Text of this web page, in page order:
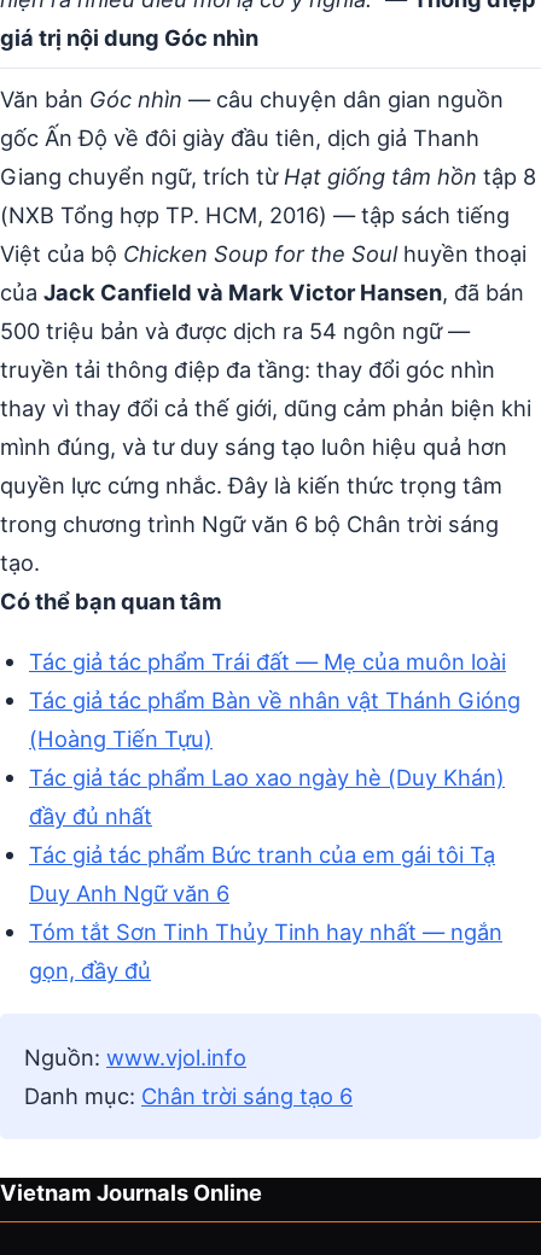
giá trị nội dung Góc nhìn
Văn bản Góc nhìn — câu chuyện dân gian nguồn
gốc Ấn Độ về đôi giày đầu tiên, dịch giả Thanh
Giang chuyển ngữ, trích từ Hạt giống tâm hồn tập 8
(NXB Tổng hợp TP. HCM, 2016) — tập sách tiếng
Việt của bộ Chicken Soup for the Soulhuyền thoại
của Jack Canfield và Mark Victor Hansen, đã bán
500 triệu bản và được dịch ra 54 ngôn ngữ —
truyền tải thông điệp đa tầng: thay đổi góc nhìn
thay vì thay đổi cả thế giới, dũng cảm phản biện khi
mình đúng, và tư duy sáng tạo luôn hiệu quả hơn
quyền lực cứng nhắc. Đây là kiến thức trọng tâm
trong chương trình Ngữ văn 6 bộ Chân trời sáng
tạo.
Có thể bạn quan tâm
Tác giả tác phẩm Trái đất — Mẹ của muôn loài
Tác giả tác phẩm Bàn về nhân vật Thánh Gióng
(Hoàng Tiến Tựu)
Tác giả tác phẩm Lao xao ngày hè (Duy Khán)
đầy đủ nhất
Tác giả tác phẩm Bức tranh của em gái tôi Tạ
Duy Anh Ngữ văn 6
Tóm tắt Sơn Tinh Thủy Tinh hay nhất — ngắn
gọn, đầy đủ
Nguồn: www.vjol.info
Danh mục: Chân trời sáng tạo 6
Vietnam Journals Online